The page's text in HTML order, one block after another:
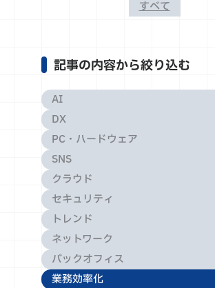
すべて
記事の内容から絞り込む
AI
DX
PC・ハードウェア
SNS
クラウド
セキュリティ
トレンド
ネットワーク
バックオフィス
業務効率化